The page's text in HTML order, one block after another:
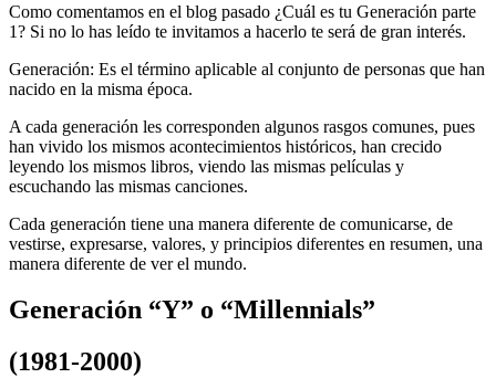
Como comentamos en el blog pasado ¿Cuál es tu Generación parte
1? Si no lo has leído te invitamos a hacerlo te será de gran interés.
Generación: Es el término aplicable al conjunto de personas que han
nacido en la misma época.
A cada generación les corresponden algunos rasgos comunes, pues
han vivido los mismos acontecimientos históricos, han crecido
leyendo los mismos libros, viendo las mismas películas y
escuchando las mismas canciones.
Cada generación tiene una manera diferente de comunicarse, de
vestirse, expresarse, valores, y principios diferentes en resumen, una
manera diferente de ver el mundo.
Generación “Y” o “Millennials”
(1981-2000)